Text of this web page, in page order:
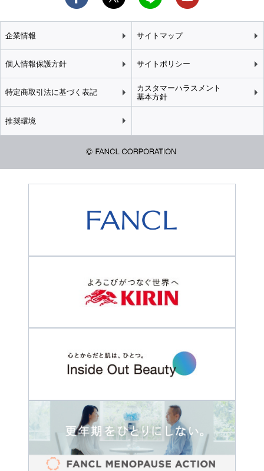
企業情報 サイトマップ
個人情報保護方針 サイトポリシー
特定商取引法に基づく表記
カスタマーハラスメント
基本方針
推奨環境